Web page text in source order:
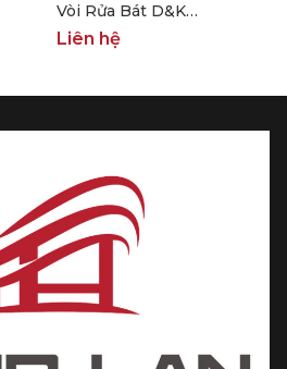
Vòi Rửa Bát D&K
DK1432403
Liên hệ